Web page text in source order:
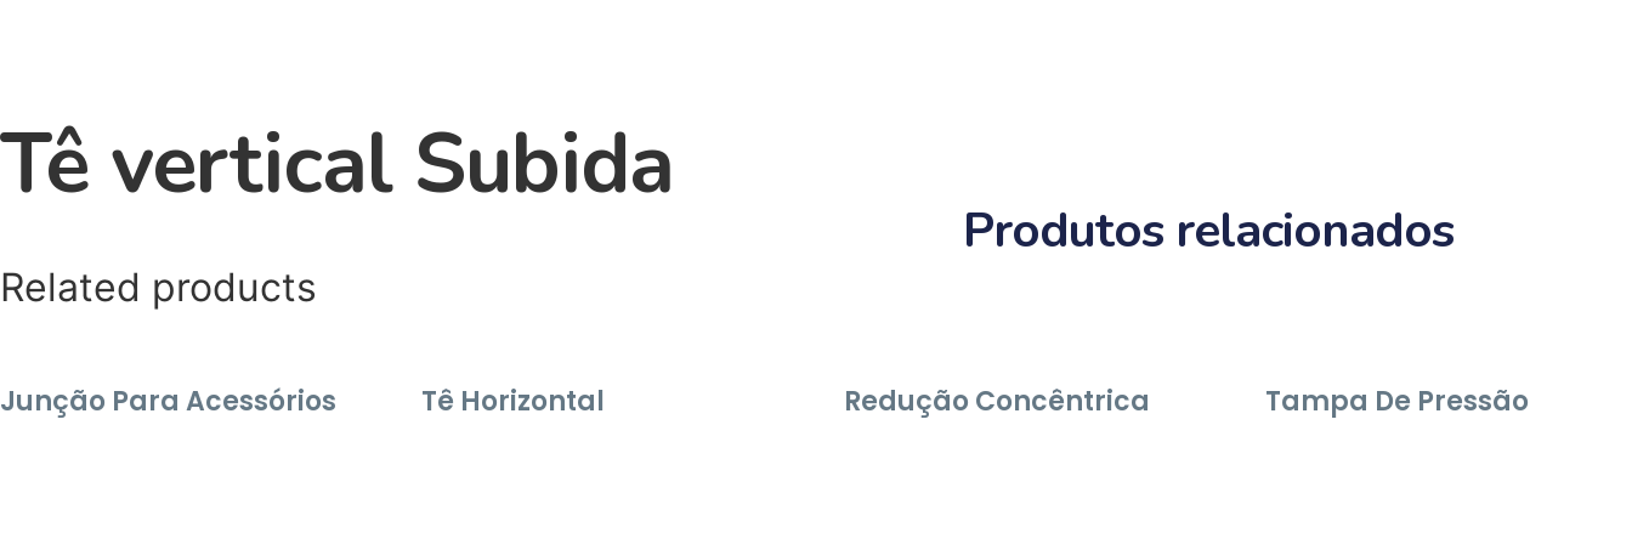
Tê vertical Subida
Produtos relacionados
Related products
Junção Para Acessórios Tê Horizontal Redução Concêntrica Tampa De Pressão